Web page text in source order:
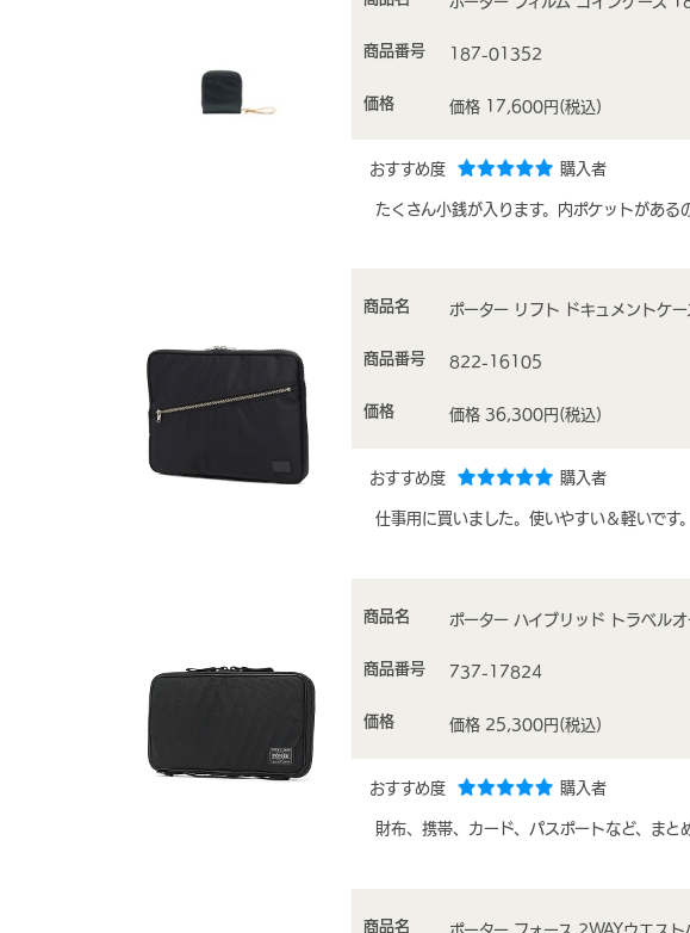
商品番号 187-01352
価格 価格 17,600円 (税込)
おすすめ度 購入者
たくさん小銭が入ります。内ポケットがあ
商品名 ポーター リフト ドキュメントケ
商品番号 822-16105
価格 価格 36,300円 (税込)
おすすめ度 購入者
仕事用に買いました。使いやすい＆軽いです。
商品名 ポーター ハイブリッド トラベル
商品番号 737-17824
価格 価格 25,300円 (税込)
おすすめ度 購入者
財布、携帯、カード、パスポートなど、まと
商品名